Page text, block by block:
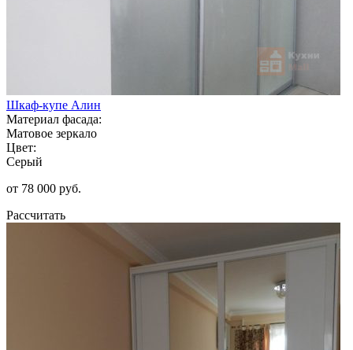
Шкаф-купе Алин
Материал фасада:
Матовое зеркало
Цвет:
Серый
от 78 000 руб.
Рассчитать